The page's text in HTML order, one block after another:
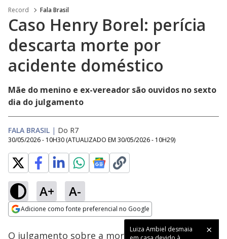
Record Fala Brasil
Caso Henry Borel: perícia
descarta morte por
acidente doméstico
Mãe do menino e ex-vereador são ouvidos no sexto
dia do julgamento
FALA BRASIL | Do R7
30/05/2026 - 10H30 (ATUALIZADO EM 30/05/2026 - 10H29)
A+ A-
Adicione como fonte preferencial no Google
Luiza Ambiel desmaia
Ativar
Loaded
68.64%
O julgamento sobre a morte do menino Henry